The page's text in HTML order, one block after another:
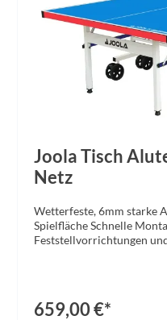
Joola Tisch
Netz
Wetterfeste, 6mm starke
Spielfläche Schnelle
Feststellvorrichtungen
mit höhenverstellbaren
659,00 €*